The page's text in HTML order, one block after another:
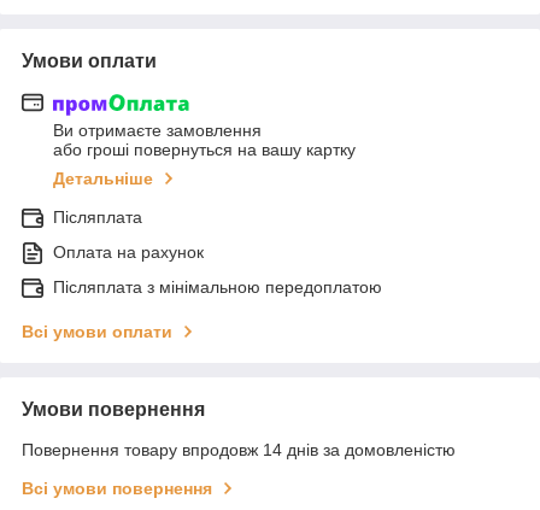
Умови оплати
Ви отримаєте замовлення
або гроші повернуться на вашу картку
Детальніше
Післяплата
Оплата на рахунок
Післяплата з мінімальною передоплатою
Всі умови оплати
Умови повернення
Повернення товару впродовж 14 днів за домовленістю
Всі умови повернення